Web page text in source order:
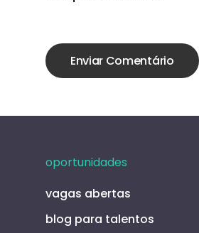
oportunidades
vagas abertas
blog para talentos